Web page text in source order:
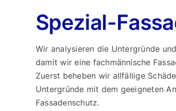
Spezial-
Wir analysieren die Untergründe
damit wir eine fachmännische
Zuerst beheben wir allfällige
Untergründe mit dem geeigneten
Fassadenschutz.